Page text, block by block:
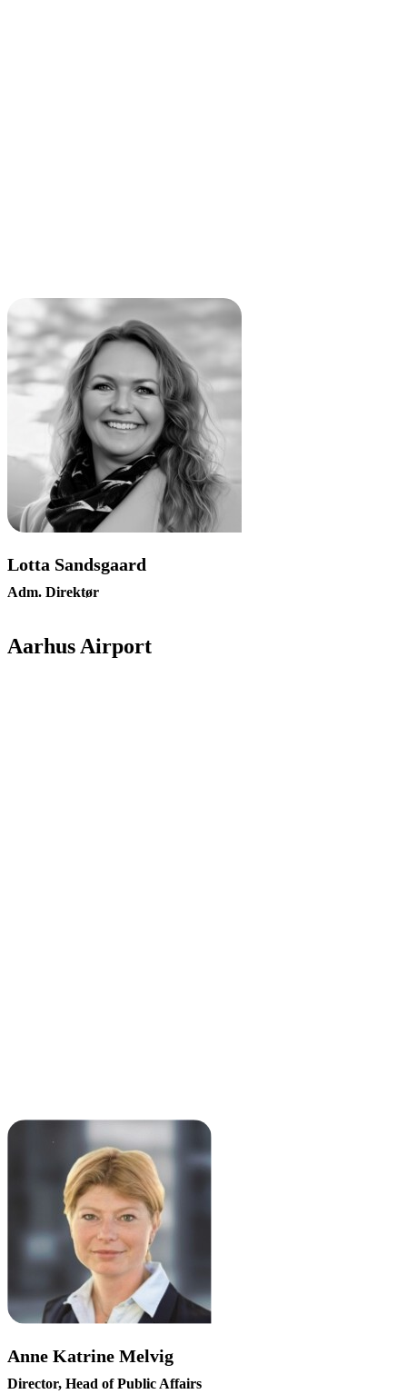
Lotta Sandsgaard
Adm. Direktør
Aarhus Airport
Anne Katrine Melvig
Director, Head of Public Affairs